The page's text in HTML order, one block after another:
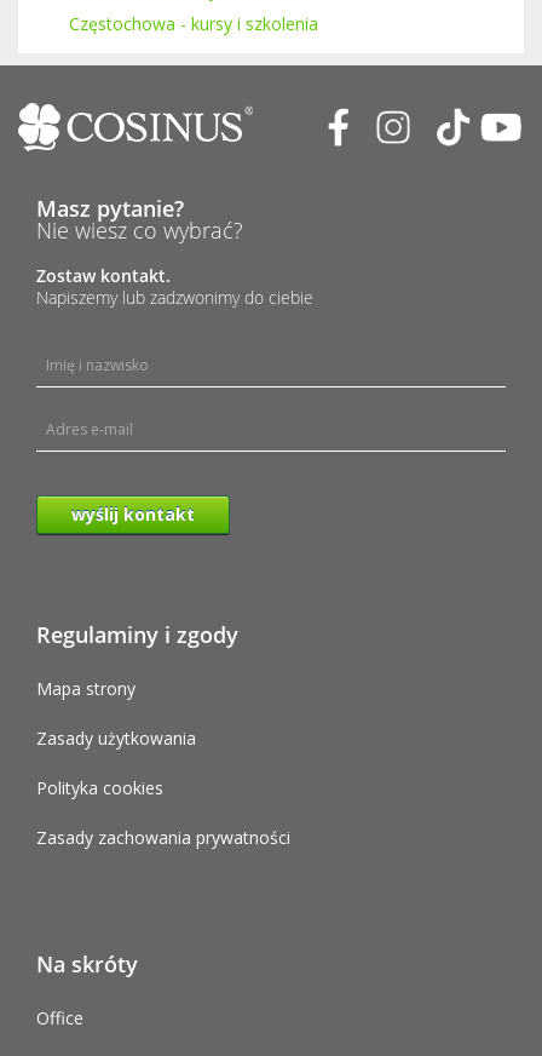
Częstochowa - kursy i szkolenia
Masz pytanie?
Nie wiesz co wybrać?
Zostaw kontakt.
Napiszemy lub zadzwonimy do ciebie
wyślij kontakt
Regulaminy i zgody
Mapa strony
Zasady użytkowania
Polityka cookies
Zasady zachowania prywatności
Na skróty
Office